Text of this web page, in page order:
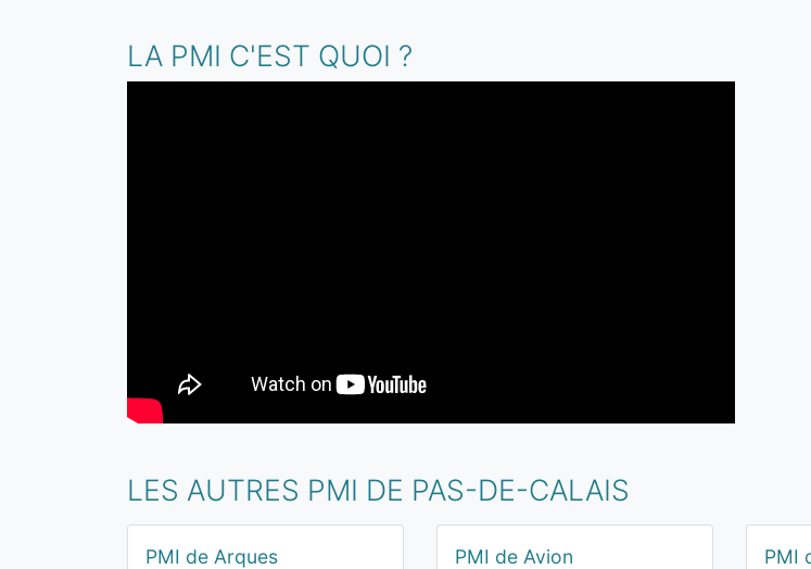
LA PMI C'EST QUOI ?
LES AUTRES PMI DE PAS-DE-CALAIS
PMI de Arques PMI de Avion PMI